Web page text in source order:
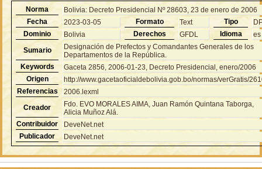
Norma
Bolivia: Decreto Presidencial Nº 28603, 23 de enero de 2006
Fecha
2023-03-05 Formato Text Tipo
Dominio
Bolivia Derechos GFDL Idioma
es
Sumario
Designación de Prefectos y Comandantes Generales de los
Departamentos de la República.
Keywords
Gaceta 2856, 2006-01-23, Decreto Presidencial, enero/2006
Origen
http://www.gacetaoficialdebolivia.gob.bo/normas/verGratis/
Referencias
2006.lexml
Creador
Fdo. EVO MORALES AIMA, Juan Ramón Quintana Taborga,
Alicia Muñoz Alá.
Contribuidor
DeveNet.net
Publicador
DeveNet.net